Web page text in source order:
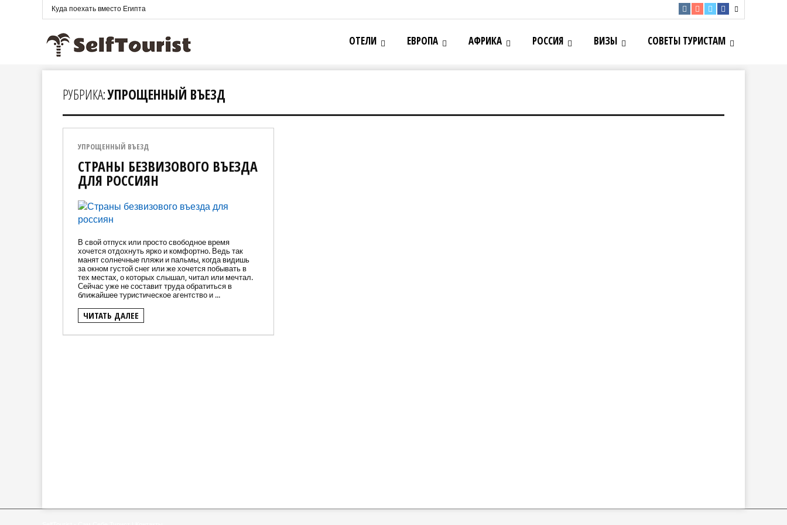
Куда поехать вместо Египта
ОТЕЛИ ЕВРОПА АФРИКА РОССИЯ ВИЗЫ СОВЕТЫ ТУРИСТАМ
РУБРИКА:УПРОЩЕННЫЙ ВЪЕЗД
УПРОЩЕННЫЙ ВЪЕЗД
СТРАНЫ БЕЗВИЗОВОГО ВЪЕЗДА
ДЛЯ РОССИЯН
В свой отпуск или просто свободное время
хочется отдохнуть ярко и комфортно. Ведь так
манят солнечные пляжи и пальмы, когда видишь
за окном густой снег или же хочется побывать в
тех местах, о которых слышал, читал или мечтал.
Сейчас уже не составит труда обратиться в
ближайшее туристическое агентство и ...
ЧИТАТЬ ДАЛЕЕ